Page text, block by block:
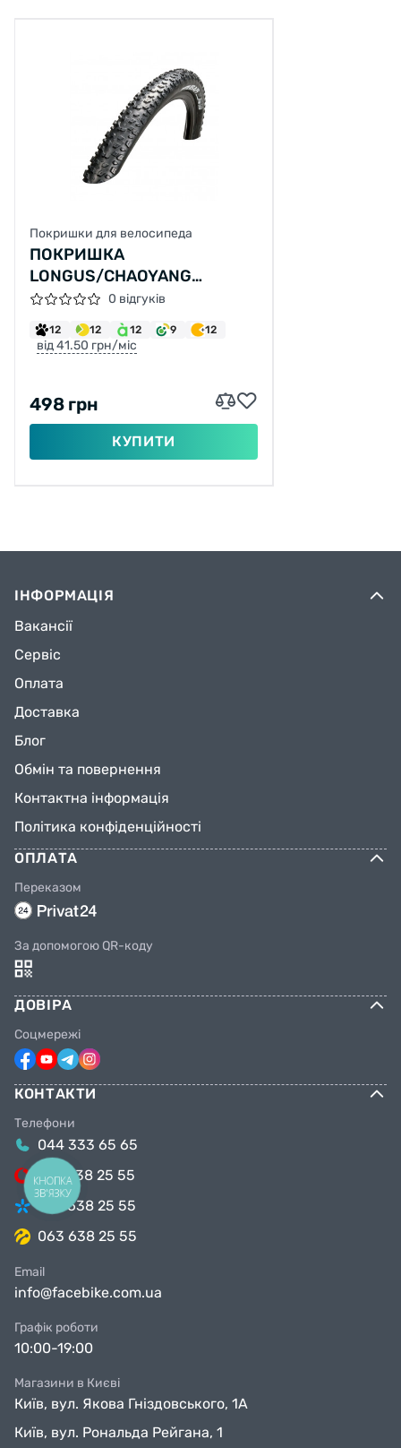
Покришки для велосипеда
ПОКРИШКА
LONGUS/CHAOYANG
COUGAR 29X2, 25 H-5134
30TPI (54-622), 895Г
0 відгуків
12 12 12 9 12
від 41.50 грн/міс
498 грн
КУПИТИ
ІНФОРМАЦІЯ
Вакансії
Сервіс
Оплата
Доставка
Блог
Обмін та повернення
Контактна інформація
Політика конфіденційності
ОПЛАТА
Переказом
За допомогою QR-коду
ДОВІРА
Соцмережі
КОНТАКТИ
Телефони
044 333 65 65
099 638 25 55
098 638 25 55
063 638 25 55
Email
info@facebike.com.ua
Графік роботи
10:00-19:00
Магазини в Києві
Київ, вул. Якова Гніздовського, 1А
Київ, вул. Рональда Рейгана, 1
КНОПКА
ЗВ'ЯЗКУ